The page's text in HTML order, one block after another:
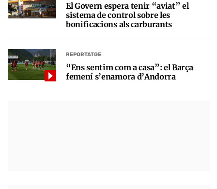
El Govern espera tenir “aviat” el
sistema de control sobre les
bonificacions als carburants
REPORTATGE
“Ens sentim com a casa”: el Barça
femení s’enamora d’Andorra